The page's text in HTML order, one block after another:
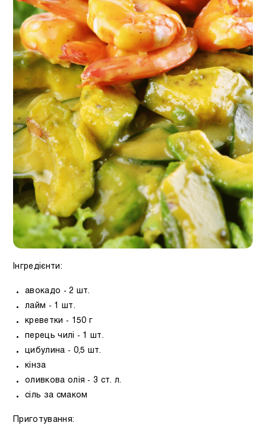
Інгредієнти:
авокадо - 2 шт.
лайм - 1 шт.
креветки - 150 г
перець чилі - 1 шт.
цибулина - 0,5 шт.
кінза
оливкова олія - ​​3 ст. л.
сіль за смаком
Приготування: